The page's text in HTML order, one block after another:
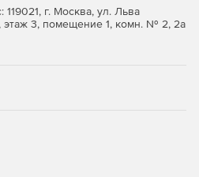
Active Directory между
сна (технология Wake On
учетных записей,
г. Москва, ул. Льва
этаж 3, помещение 1, комн. № 2, 2а